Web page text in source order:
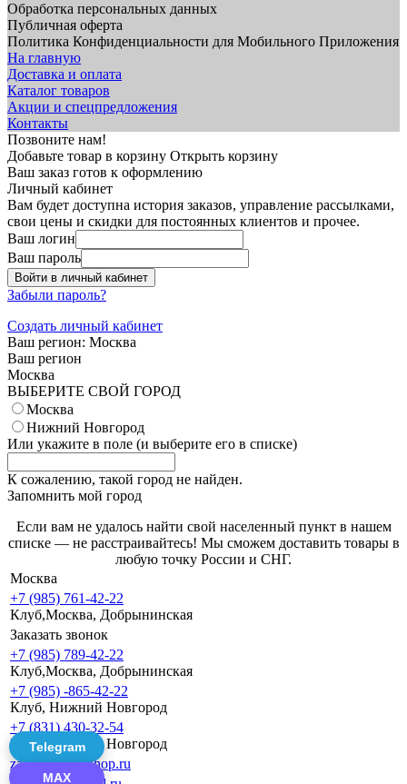
Обработка персональных данных
Публичная оферта
Политика Конфиденциальности для Мобильного Приложения
На главную
Доставка и оплата
Каталог товаров
Акции и спецпредложения
Контакты
Позвоните нам!
Добавьте товар в корзину Открыть корзину
Ваш заказ готов к оформлению
Личный кабинет
Вам будет доступна история заказов, управление рассылками,
свои цены и скидки для постоянных клиентов и прочее.
Ваш логин
Ваш пароль
Войти в личный кабинет
Забыли пароль?
Создать личный кабинет
Ваш регион: Москва
Ваш регион
Москва
ВЫБЕРИТЕ СВОЙ ГОРОД
Москва
Нижний Новгород
Или укажите в поле (и выберите его в списке)
К сожалению, такой город не найден.
Запомнить мой город
Если вам не удалось найти свой населенный пункт в нашем
списке — не расстраивайтесь! Мы сможем доставить товары в
любую точку России и СНГ.
Москва
+7 (985) 761-42-22
Клуб,Москва, Добрынинская
Заказать звонок
+7 (985) 789-42-22
Клуб,Москва, Добрынинская
+7 (985) -865-42-22
Клуб, Нижний Новгород
+7 (831) 430-32-54
Клуб, Нижний Новгород
zakaz@mate-shop.ru
Telegram
MAX